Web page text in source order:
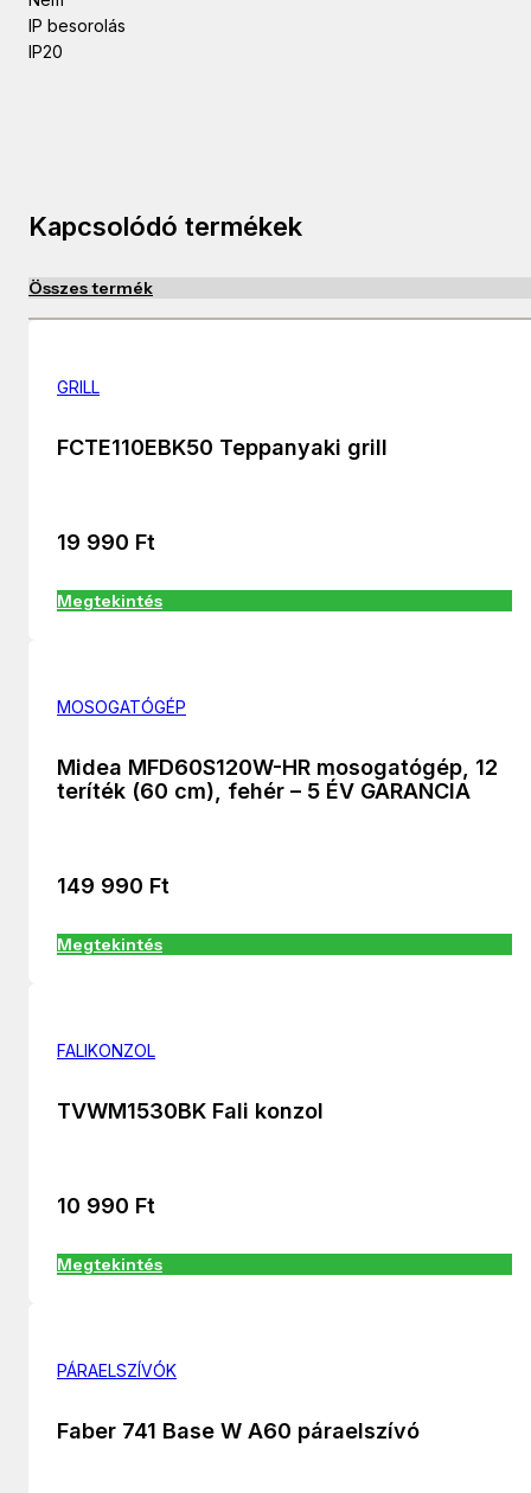
IP besorolás
IP20
Kapcsolódó termékek
Összes termék
GRILL
FCTE110EBK50 Teppanyaki grill
19 990 Ft
Megtekintés
MOSOGATÓGÉP
Midea MFD60S120W-HR mosogatógép, 12
teríték (60 cm), fehér – 5 ÉV GARANCIA
149 990 Ft
Megtekintés
FALIKONZOL
TVWM1530BK Fali konzol
10 990 Ft
Megtekintés
PÁRAELSZÍVÓK
Faber 741 Base W A60 páraelszívó